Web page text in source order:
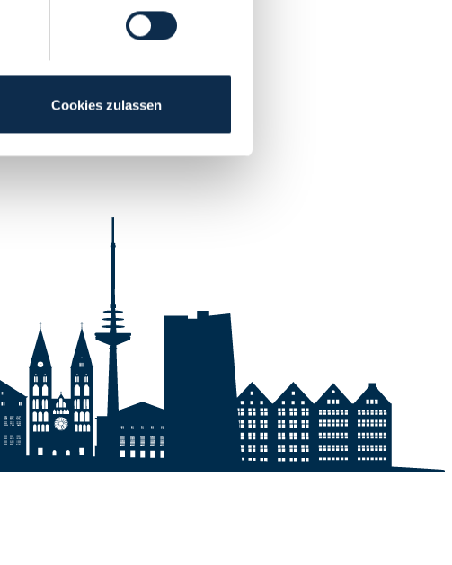
Cookies zulassen